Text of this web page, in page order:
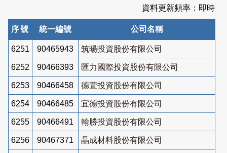
資料更新頻率：即時
序號 統一編號 公司名稱
6251 90465943 筑暘投資股份有限公司
6252 90466393 匯力國際投資股份有限公司
6253 90466458 德萱投資股份有限公司
6254 90466485 宜德投資股份有限公司
6255 90466491 翰勝投資股份有限公司
6256 90467371 晶成材料股份有限公司